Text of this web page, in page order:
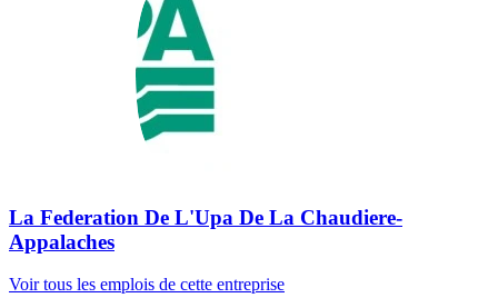
La Federation De L'Upa De La Chaudiere-
Appalaches
Voir tous les emplois de cette entreprise